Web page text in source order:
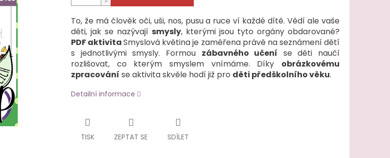
To, že má člověk oči, uši, nos, pusu a ruce ví každé dítě. Vědí ale vaše
děti, jak se nazývají smysly, kterými jsou tyto orgány obdarované?
PDF aktivitaSmyslová květina je zaměřena právě na seznámení dětí
s jednotlivými smysly. Formou zábavného učení se děti naučí
rozlišovat, co kterým smyslem vnímáme. Díky obrázkovému
zpracování se aktivita skvěle hodí již pro děti předškolního věku.
Detailní informace
TISK ZEPTAT SE SDÍLET